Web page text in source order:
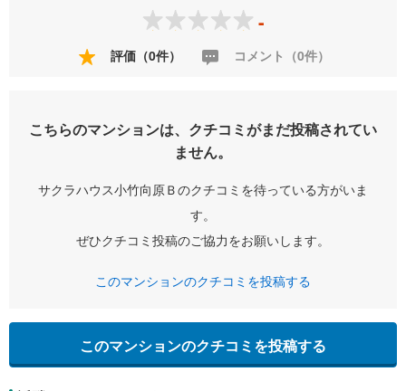
-
評価（0件） コメント（0件）
こちらのマンションは、クチコミがまだ投稿されてい
ません。
サクラハウス小竹向原Ｂのクチコミを待っている方がいま
す。
ぜひクチコミ投稿のご協力をお願いします。
このマンションのクチコミを投稿する
このマンションのクチコミを投稿する